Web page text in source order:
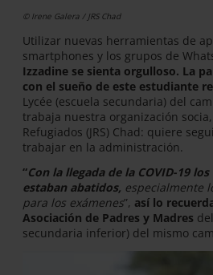
© Irene Galera / JRS Chad
Utilizar nuevas herramientas de
smartphones y los grupos de
Izzadine se sienta orgulloso. La
con el sueño de este estudiante
Lycée (escuela secundaria) del
trabaja nuestra organización
Refugiados (JRS) Chad: quiere
trabajar en la administración.
“Con la llegada de la COVID-19
estaban abatidos, especialmente
para los exámenes”, así lo
Asociación de Padres y Madres
secundaria inferior) del mismo